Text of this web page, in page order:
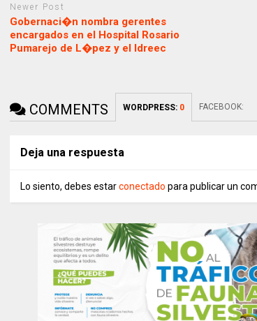
Newer Post
Gobernaci�n nombra gerentes
encargados en el Hospital Rosario
Pumarejo de L�pez y el Idreec
COMMENTS WORDPRESS: 0 FACEBOOK:
Deja una respuesta
Lo siento, debes estarconectado para publicar un